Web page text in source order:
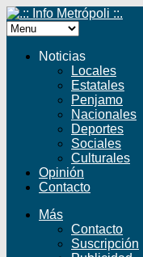
Noticias
Locales
Estatales
Penjamo
Nacionales
Deportes
Sociales
Culturales
Opinión
Contacto
Más
Contacto
Suscripción